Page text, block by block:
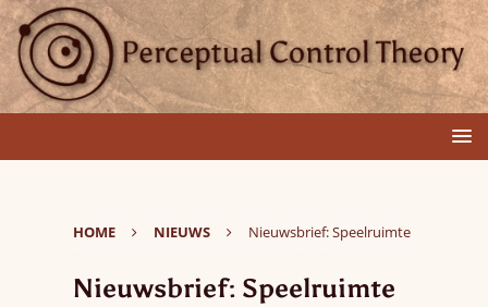
HOME NIEUWS Nieuwsbrief: Speelruimte
Nieuwsbrief: Speelruimte